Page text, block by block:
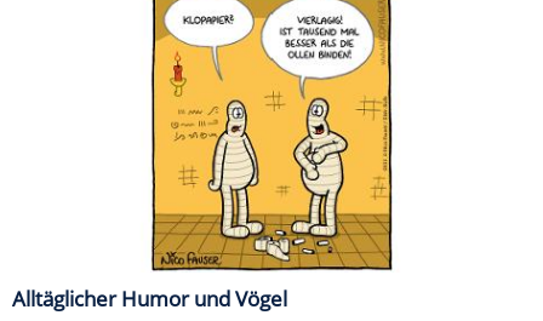
Alltäglicher Humor und Vögel